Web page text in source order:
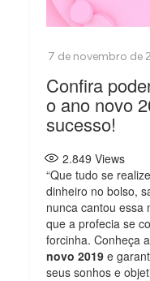
Confira
o ano novo
sucesso!
2.849 Views
“Que tudo se
dinheiro no bolso,
nunca cantou essa
que a profecia se
forcinha. Conheça
novo 2019 e
seus sonhos e